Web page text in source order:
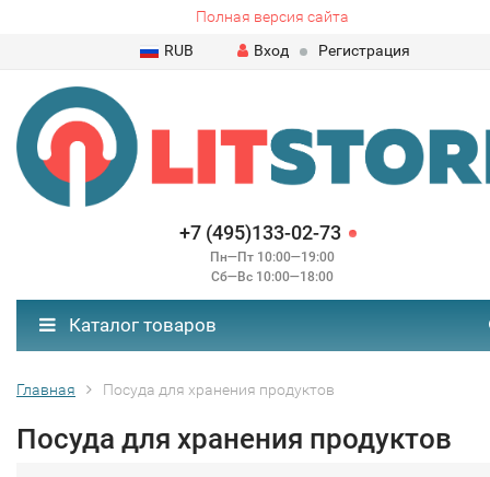
Полная версия сайта
RUB
Вход Регистрация
+7 (495)133-02-73
Пн—Пт 10:00—19:00
Сб—Вс 10:00—18:00
Каталог товаров
Главная Посуда для хранения продуктов
Посуда для хранения продуктов